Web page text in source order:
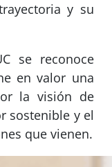
y su
se reconoce
en valor una
la visión de
sostenible y el
que vienen.